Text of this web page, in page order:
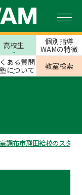
高校生
個別指導
WAMの特徴
ある質問
について
教室検索
調布市飛田給校のスタッ